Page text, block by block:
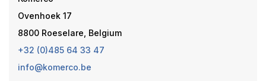
Ovenhoek 17
8800 Roeselare, Belgium
+32 (0)485 64 33 47
info@komerco.be